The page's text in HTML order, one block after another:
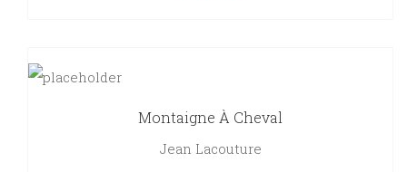
Montaigne À Cheval
Jean Lacouture